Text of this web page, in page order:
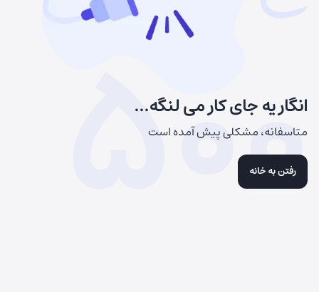
انگار یه جای کار می لنگه...
متاسفانه، مشکلی پیش آمده است
رفتن به خانه
500